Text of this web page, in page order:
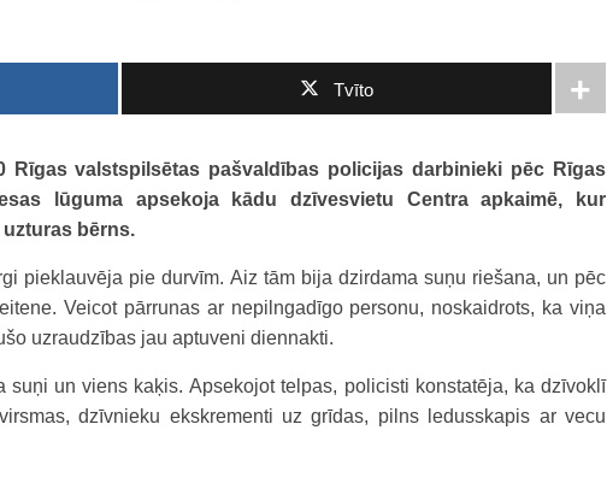
Tvīto
Rīgas valstspilsētas pašvaldības policijas darbinieki pēc Rīgas
lūguma apsekoja kādu dzīvesvietu Centra apkaimē, kur
bērns.
pieklauvēja pie durvīm. Aiz tām bija dzirdama suņu riešana, un pēc
Veicot pārrunas ar nepilngadīgo personu, noskaidrots, ka viņa
uzraudzības jau aptuveni diennakti.
suņi un viens kaķis. Apsekojot telpas, policisti konstatēja, ka dzīvoklī
dzīvnieku ekskrementi uz grīdas, pilns ledusskapis ar vecu